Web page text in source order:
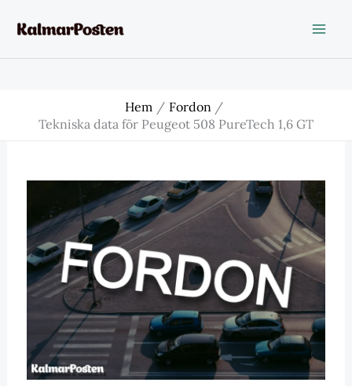
Hem
Fordon
Tekniska data för Peugeot 508 PureTech 1,6 GT